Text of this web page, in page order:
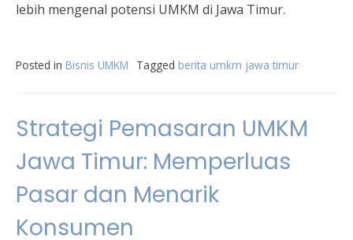
lebih mengenal potensi UMKM di Jawa Timur.
Posted in Bisnis UMKM Tagged berita umkm jawa timur
Strategi Pemasaran UMKM
Jawa Timur: Memperluas
Pasar dan Menarik
Konsumen